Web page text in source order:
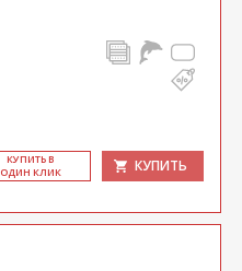
КУ­ПИТЬ В
ОДИН КЛИК
КУПИТЬ